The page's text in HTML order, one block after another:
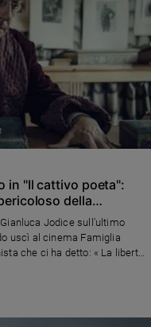
in "Il cattivo poeta":
della
Jodice sull'ultimo
uscì al cinema Famiglia
che ci ha detto: « La libertà
altri e sé stessi»